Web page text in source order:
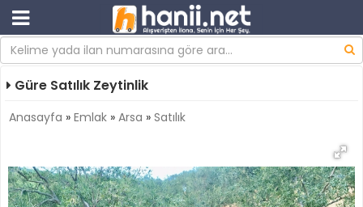
Güre Satılık Zeytinlik
Anasayfa » Emlak » Arsa » Satılık